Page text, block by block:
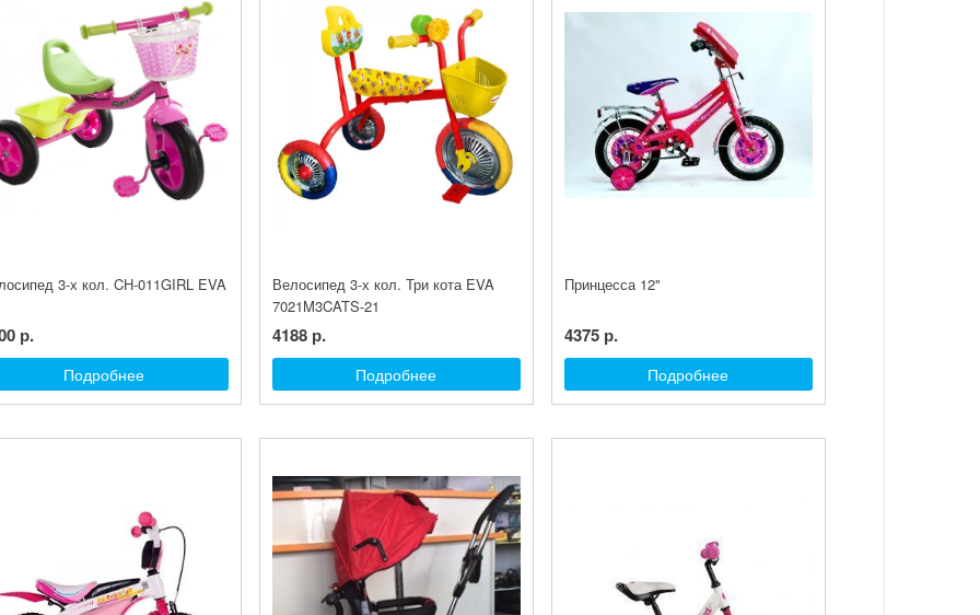
3-х кол. CH-011GIRL EVA
р.
Подробнее
Велосипед 3-х кол. Три кота EVA
7021M3CATS-21
4188 р.
Подробнее
Принцесса 12"
4375 р.
Подробнее